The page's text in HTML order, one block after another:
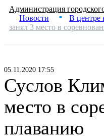
Администрация
Новости ■ В центре
занял 3 место в
05.11.2020 17:55
Суслов
место в
плаванию